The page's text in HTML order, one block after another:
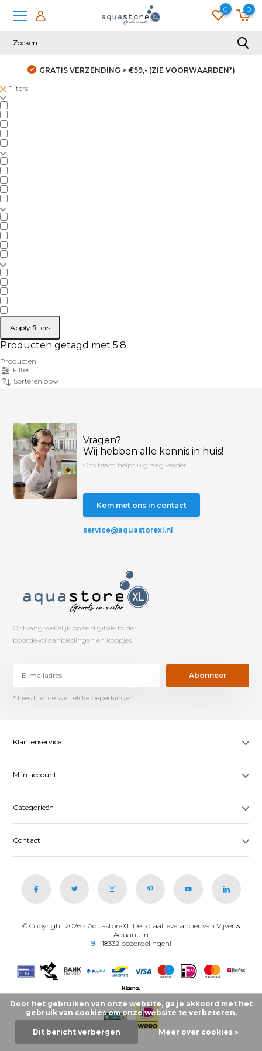
0 0
GRATIS VERZENDING > €59,- (ZIE VOORWAARDEN*)
Filters
Apply filters
Producten getagd met 5.8
Producten
Filter
Sorteren op
Vragen?
Wij hebben alle kennis in huis!
Ons team helpt u graag verder...
Kom met ons in contact
service@aquastorexl.nl
Ontvang wekelijk onze digitale folder
boordevol aanbiedingen en koopjes.
Abonneer
* Lees hier de wettelijke beperkingen
Klantenservice
Mijn account
Categorieën
Contact
© Copyright 2026 - AquastoreXL De totaal leverancier van Vijver &
Aquarium
9 - 18332 beoordelingen!
Door het gebruiken van onze website, ga je akkoord met het
gebruik van cookies om onze website te verbeteren.
Dit bericht verbergen Meer over cookies »